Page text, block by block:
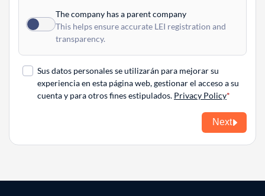
The company has a parent company
This helps ensure accurate LEI registration and
transparency.
Sus datos personales se utilizarán para mejorar su
experiencia en esta página web, gestionar el acceso a su
cuenta y para otros fines estipulados. Privacy Policy
Next